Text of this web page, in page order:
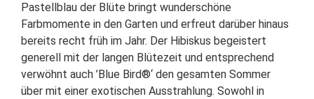
Pastellblau der Blüte bringt wunderschöne
Farbmomente in den Garten und erfreut darüber hinaus
bereits recht früh im Jahr. Der Hibiskus begeistert
generell mit der langen Blütezeit und entsprechend
verwöhnt auch ’Blue Bird®‘ den gesamten Sommer
über mit einer exotischen Ausstrahlung. Sowohl in